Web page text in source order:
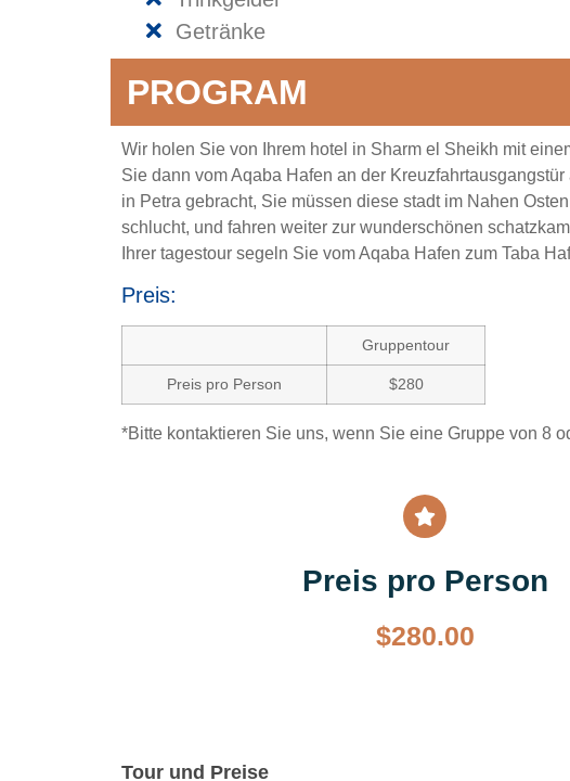
Getränke
PROGRAM
Wir holen Sie von Ihrem hotel in Sharm el Sheikh mit
Sie dann vom Aqaba Hafen an der
in Petra gebracht, Sie müssen diese stadt im Nahen
schlucht, und fahren weiter zur wunderschönen
Ihrer tagestour segeln Sie vom Aqaba Hafen zum Taba
Preis:
Gruppentour
Preis pro Person $280
*Bitte kontaktieren Sie uns, wenn Sie eine Gruppe von 8
Preis pro Person
$280.00
Tour und Preise